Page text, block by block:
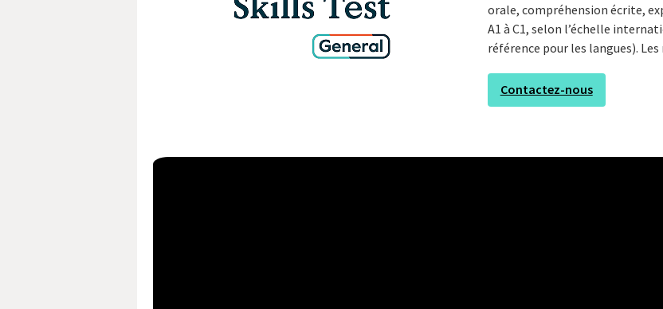
orale, compréhension écrite,
A1 à C1, selon l’échelle
référence pour les langues).
Contactez-nous